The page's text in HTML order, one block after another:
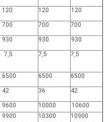
120 120 120
700 700 700
930 930 930
7,5 7,5 7,5
6500 6500 6500
42 36 42
9600 10000
10600
9900 10300
10900